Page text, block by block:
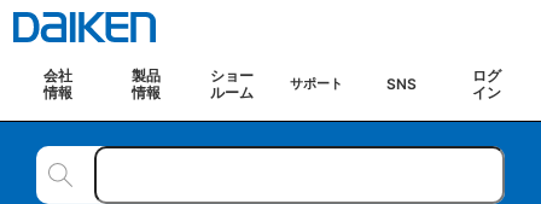
会社
情報
製品
情報
ショー
ルーム
サポート SNS
ログ
イン